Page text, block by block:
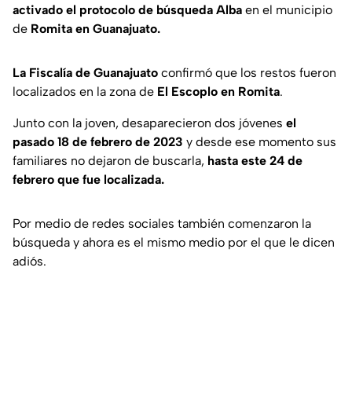
activado el protocolo de búsqueda Alba en el municipio
de Romita en Guanajuato.
La Fiscalía de Guanajuato confirmó que los restos fueron
localizados en la zona de El Escoplo en Romita.
Junto con la joven, desaparecieron dos jóvenes el
pasado 18 de febrero de 2023 y desde ese momento sus
familiares no dejaron de buscarla, hasta este 24 de
febrero que fue localizada.
Por medio de redes sociales también comenzaron la
búsqueda y ahora es el mismo medio por el que le dicen
adiós.